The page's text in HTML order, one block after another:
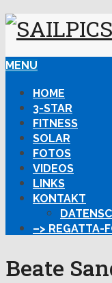
MENU
HOME
3-STAR
FITNESS
SOLAR
FOTOS
VIDEOS
LINKS
KONTAKT
–> REGATTA-
Beate